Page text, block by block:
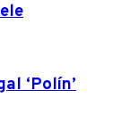
‘Polín’